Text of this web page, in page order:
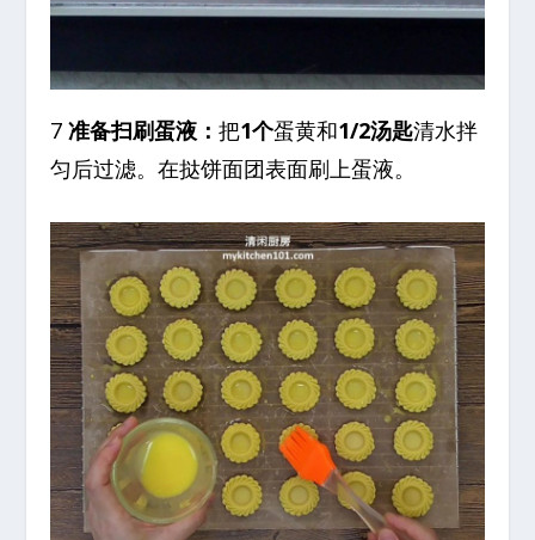
7准备扫刷蛋液：把1个蛋黄和1/2汤匙清水拌
匀后过滤。在挞饼面团表面刷上蛋液。